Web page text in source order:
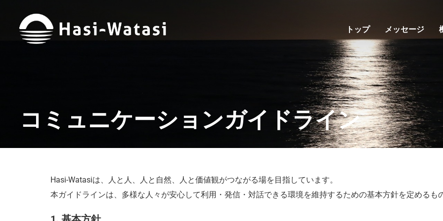
トップ メッセージ
コミュニケーションガイドライン
Hasi-Watasiは、人と人、人と自然、人と価値観がつながる場を目指しています。
本ガイドラインは、多様な人々が安心して利用・発信・対話できる環境を維持するための基本方針を定めるも